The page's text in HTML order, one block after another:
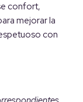
confort,
mejorar la
con